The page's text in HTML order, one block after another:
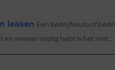
leasen Een bedrijfsauto of
vervoer nodig hebt is het niet...